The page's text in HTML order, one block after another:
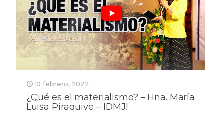
10 febrero, 2022
¿Qué es el materialismo? – Hna. María
Luisa Piraquive – IDMJI